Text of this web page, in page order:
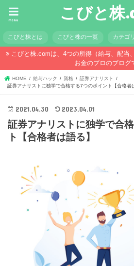
こびと株
menu
こびと株とは こびと株の一覧 カテゴ
こびと株.comは、4つの所得（給与、配当
お金のプロのブログ
HOME 給与ハック 資格
証券アナリスト
証券アナリストに独学で合格する7つのポイント【合格者
2021.04.30 2023.04.01
証券アナリストに独学で合
ト【合格者は語る】